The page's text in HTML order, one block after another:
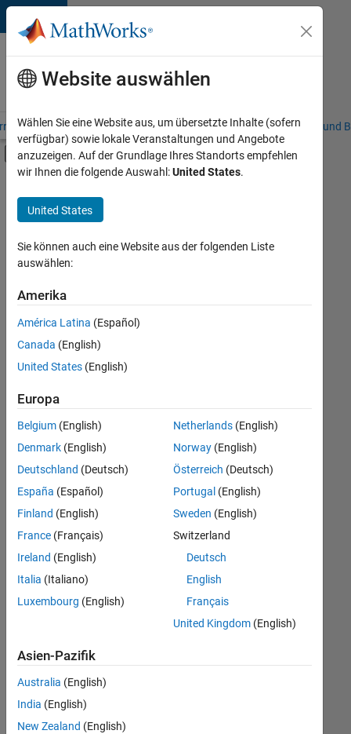
Weiter zum Inhalt
Karriere
bei
MathWorks
– Übersicht Stellensuche Niederlassungen Studierende und
Umschaltung für Off-Canvas-
Hauptinhalt
Praktika
Business Applications and Tools
Information Technology
Product Development
Program Management
Technical Writing
+5
Derzeit
es
keine
offenen
Stellen,
Ihren
Suchkriterien
entsprechen.
können
die
Suchkriterien
weiter
fassen
oder
alle
Stellenangebote
anzeigen .
noch
keine
offenen
Stellen
Website auswählen
Wählen Sie eine Website aus, um übersetzte Inhalte (sofern
verfügbar) sowie lokale Veranstaltungen und Angebote
anzuzeigen. Auf der Grundlage Ihres Standorts empfehlen
wir Ihnen die folgende Auswahl:United States.
United States
Sie können auch eine Website aus der folgenden Liste
auswählen:
Amerika
América Latina (Español)
Canada (English)
United States (English)
Europa
Belgium (English)
Denmark (English)
Deutschland (Deutsch)
España (Español)
Finland (English)
France (Français)
Ireland (English)
Italia (Italiano)
Luxembourg (English)
Netherlands(English)
Norway(English)
Österreich (Deutsch)
Portugal (English)
Sweden (English)
Switzerland
Deutsch
English
Français
United Kingdom(English)
Asien-Pazifik
Australia (English)
India (English)
New Zealand (English)